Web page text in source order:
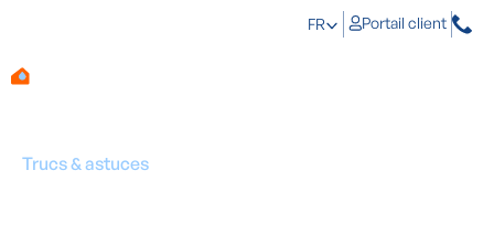
FR Portail client
Trucs & astuces